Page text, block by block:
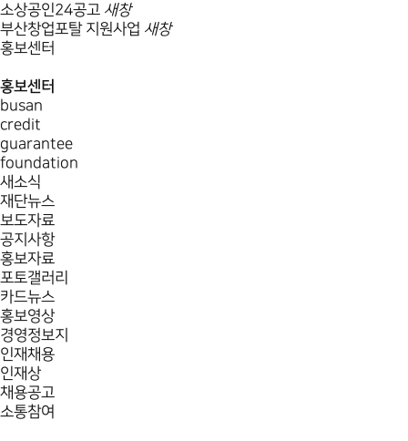
소상공인24공고 새창
부산창업포탈 지원사업 새창
홍보센터
홍보센터
busan
credit
guarantee
foundation
새소식
재단뉴스
보도자료
공지사항
홍보자료
포토갤러리
카드뉴스
홍보영상
경영정보지
인재채용
인재상
채용공고
소통참여